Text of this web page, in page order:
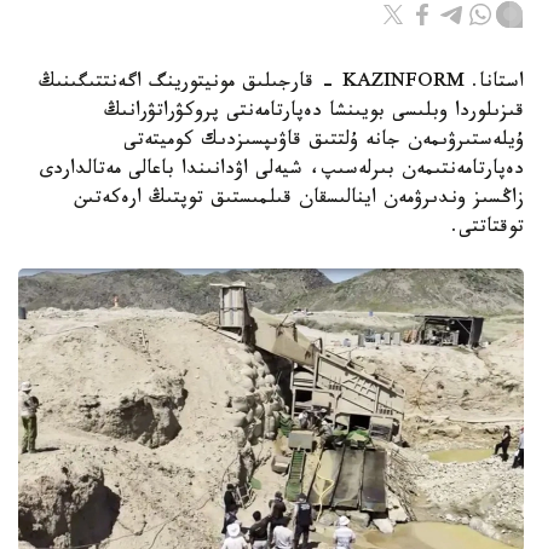
استانا. KAZINFORM - قارجىلىق مونيتورينگ اگەنتتىگىنىڭ
قىزىلوردا وبلىسى بويىنشا دەپارتامەنتى پروكۋراتۋرانىڭ
ۇيلەستىرۋىمەن جانە ۇلتتىق قاۋىپسىزدىك كوميتەتى
دەپارتامەنتىمەن بىرلەسىپ، شيەلى اۋدانىندا باعالى مەتالداردى
زاڭسىز وندىرۋمەن اينالىسقان قىلمىستىق توپتىڭ ارەكەتىن
توقتاتتى.